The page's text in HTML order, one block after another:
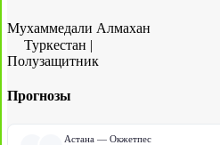
Мухаммедали Алмахан
Туркестан |
Полузащитник
Прогнозы
Астана — Окжетпес